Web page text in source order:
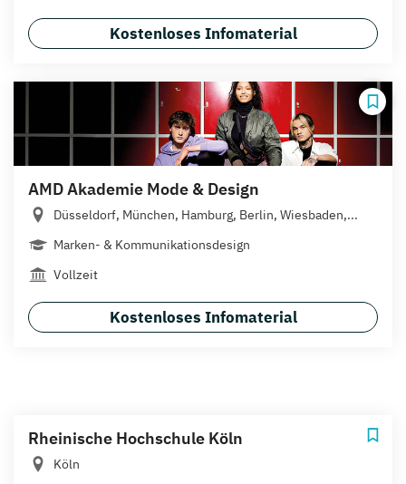
Kostenloses Infomaterial
AMD Akademie Mode & Design
Düsseldorf, München, Hamburg, Berlin, Wiesbaden,...
Marken- & Kommunikationsdesign
Vollzeit
Kostenloses Infomaterial
Rheinische Hochschule Köln
Köln